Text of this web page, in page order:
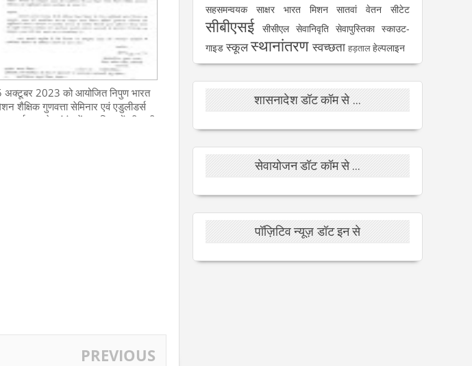
अक्टूबर 2023 को आयोजित निपुण भारत
शैक्षिक गुणवत्ता सेमिनार एवं एडुलीडर्स
कार्यक्रम के संबंध में 75 शिक्षकों की सूची
PREVIOUS
सहसमन्वयक
साक्षर भारत मिशन सातवां वेतन सीटेट
सीबीएसई सीसीएल सेवानिवृति सेवापुस्तिका स्काउट-
गाइड स्कूलस्थानांतरण स्वच्छता हड़तालहेल्पलाइन
शासनादेश डॉट कॉम से ...
सेवायोजन डॉट कॉम से ...
पॉज़िटिव न्यूज़ डॉट इन से